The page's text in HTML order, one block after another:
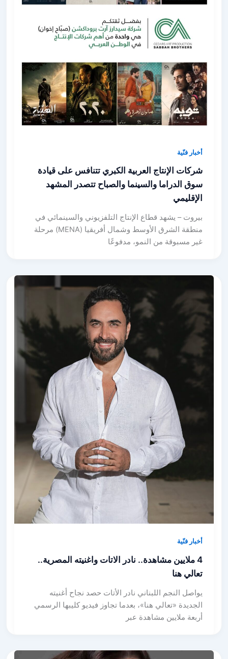
أخبار فنّية
شركات الإنتاج العربية الكبري تتنافس على قيادة
سوق الدراما والسينما والصباح تتصدر المشهد
الإقليمي
بيروت – يشهد قطاع الإنتاج التلفزيوني والسينمائي في
منطقة الشرق الأوسط وشمال أفريقيا (MENA) مرحلة
غير مسبوقة من النمو، مدفوعًا
أخبار فنّية
4 ملايين مشاهدة.. نادر الاتات واغنيته المصرية..
تعالي هنا
يواصل النجم اللبناني نادر الأتات حصد نجاح أغنيته
الجديدة «تعالي هنا»، بعدما تجاوز فيديو كليبها الرسمي
أربعة ملايين مشاهدة عبر